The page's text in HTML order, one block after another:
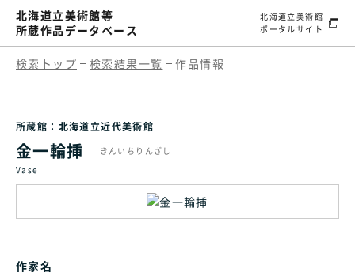
北海道立美術館等
所蔵作品データベース
北海道立美術館
ポータルサイト
検索トップ 検索結果一覧 作品情報
所蔵館：北海道立近代美術館
金一輪挿
きんいちりんざし
Vase
作家名